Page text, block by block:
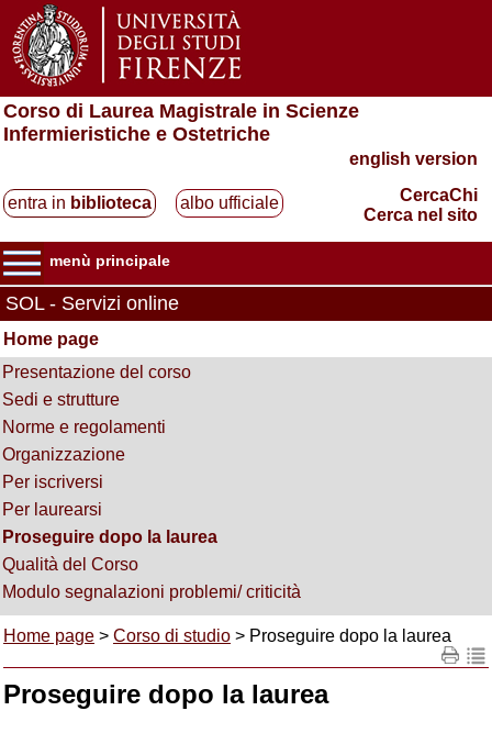
Corso di Laurea Magistrale in Scienze
Infermieristiche e Ostetriche
english version
entra in biblioteca albo ufficiale
CercaChi
Cerca nel sito
menù principale
SOL - Servizi online
Home page
Presentazione del corso
Sedi e strutture
Norme e regolamenti
Organizzazione
Per iscriversi
Per laurearsi
Proseguire dopo la laurea
Qualità del Corso
Modulo segnalazioni problemi/ criticità
Home page > Corso di studio > Proseguire dopo la laurea
Proseguire dopo la laurea